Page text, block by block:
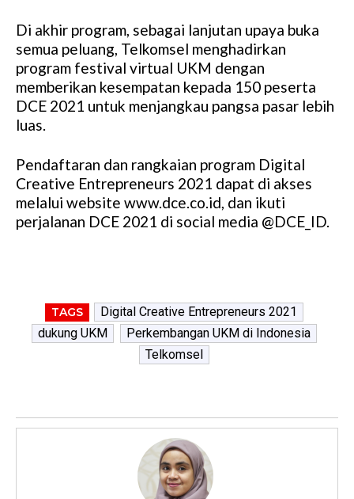
Di akhir program, sebagai lanjutan upaya buka
semua peluang, Telkomsel menghadirkan
program festival virtual UKM dengan
memberikan kesempatan kepada 150 peserta
DCE 2021 untuk menjangkau pangsa pasar lebih
luas.
Pendaftaran dan rangkaian program Digital
Creative Entrepreneurs 2021 dapat di akses
melalui website www.dce.co.id, dan ikuti
perjalanan DCE 2021 di social media @DCE_ID.
TAGS
Digital Creative Entrepreneurs 2021
dukung UKM
Perkembangan UKM di Indonesia
Telkomsel